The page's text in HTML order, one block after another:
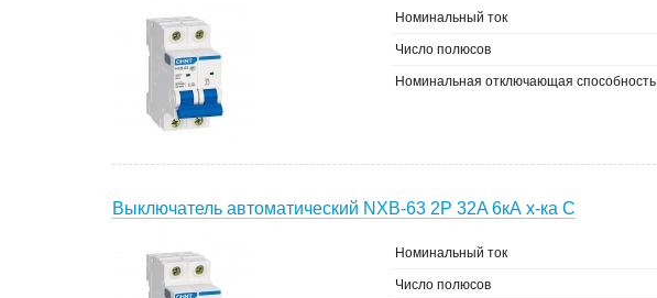
Номинальный ток
Число полюсов
Номинальная отключающая способность
Выключатель автоматический NXB-63 2P 32A 6кА х-ка C
Номинальный ток
Число полюсов